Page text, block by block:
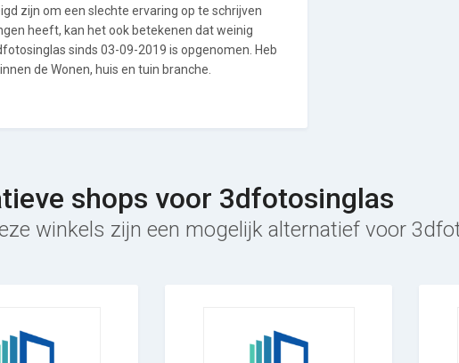
zijn om een slechte ervaring op te schrijven
heeft, kan het ook betekenen dat weinig
sinds 03-09-2019 is opgenomen. Heb
de Wonen, huis en tuin branche.
shops voor 3dfotosinglas
winkels zijn een mogelijk alternatief voor